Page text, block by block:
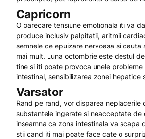
Capricorn
O oarecare tensiune emotionala iti va
produce inclusiv palpitatii, aritmii
semnele de epuizare nervoasa si cauta
mai mult. Luna octombrie este destul
tine si iti poate provoca unele
intestinal, sensibilizarea zonei hepatice
Varsator
Rand pe rand, vor disparea neplacerile
substantele ingerate si neacceptate de
inseamna ca zona intestinala va scapa
stii cand iti mai poate face cate o